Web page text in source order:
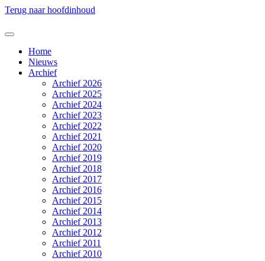
Terug naar hoofdinhoud
Home
Nieuws
Archief
Archief 2026
Archief 2025
Archief 2024
Archief 2023
Archief 2022
Archief 2021
Archief 2020
Archief 2019
Archief 2018
Archief 2017
Archief 2016
Archief 2015
Archief 2014
Archief 2013
Archief 2012
Archief 2011
Archief 2010